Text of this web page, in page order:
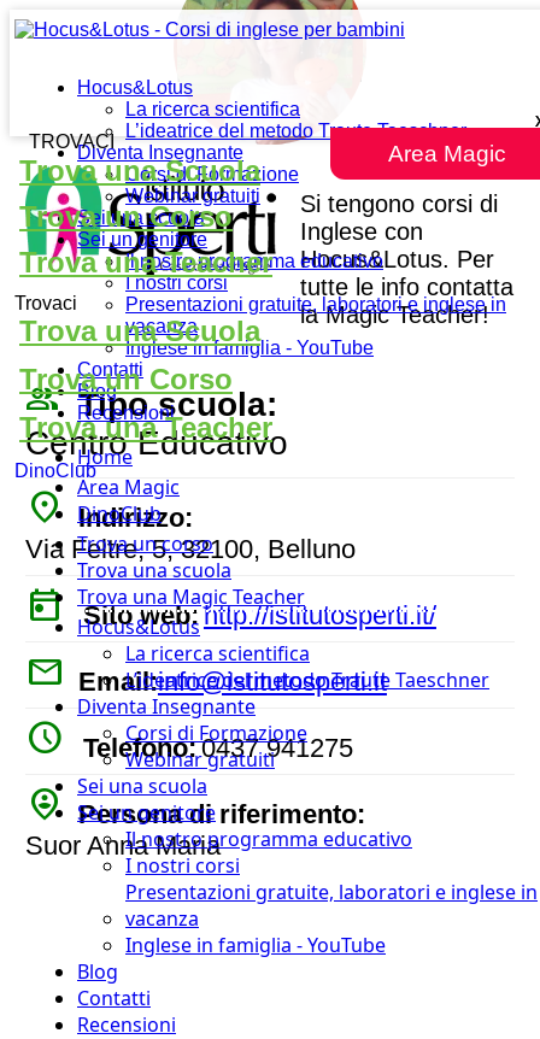
Hocus&Lotus
La ricerca scientifica
L’ideatrice del metodo Traute Taeschner
Diventa Insegnante
Corsi di Formazione
Webinar gratuiti
Sei una scuola
Sei un genitore
Il nostro programma educativo
I nostri corsi
Presentazioni gratuite, laboratori e inglese in
vacanza
Inglese in famiglia - YouTube
Contatti
Blog
Recensioni
Home
Area Magic
DinoClub
Trova un corso
Trova una scuola
Trova una Magic Teacher
Hocus&Lotus
La ricerca scientifica
L’ideatrice del metodo Traute Taeschner
Diventa Insegnante
Corsi di Formazione
Webinar gratuiti
Sei una scuola
Sei un genitore
Il nostro programma educativo
I nostri corsi
Presentazioni gratuite, laboratori e inglese in
vacanza
Inglese in famiglia - YouTube
Blog
Contatti
Recensioni
Area Magic
TROVACI
Trova una Scuola
Trova un Corso
Trova una Teacher
Trovaci
Trova una Scuola
Trova un Corso
Trova una Teacher
DinoClub
Si tengono corsi di
Inglese con
Hocus&Lotus. Per
tutte le info contatta
la Magic Teacher!
people_outline Tipo scuola:
Centro Educativo
place Indirizzo:
Via Feltre, 5, 32100, Belluno
today Sito web:http://istitutosperti.it/
mail Email:info@istitutosperti.it
watch_later Telefono:0437 941275
person_pin_circle Persona di riferimento:
Suor Anna Maria